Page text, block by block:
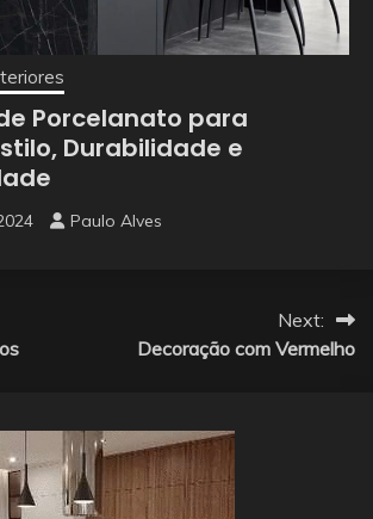
Porcelanato para
Durabilidade e
Paulo Alves
Next:
Decoração com Vermelho